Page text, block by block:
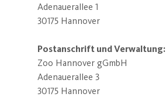
Adenauerallee 1
30175 Hannover
Postanschrift und Verwaltung:
Zoo Hannover gGmbH
Adenauerallee 3
30175 Hannover